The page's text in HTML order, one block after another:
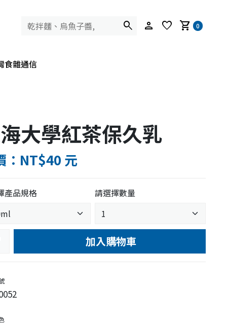
search person favorite shopping_cart 0
食雜通信
大學紅茶保久乳
：NT$40 元
產品規格 請選擇數量
加入購物車